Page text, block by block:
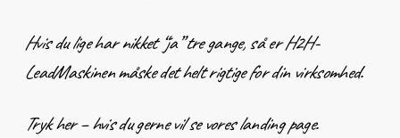
Hvis du lige har nikket “ja” tre gange, så er H2H-
LeadMaskinen måske det helt rigtige for din virksomhed.
Tryk her – hvis du gerne vil se vores landing page.